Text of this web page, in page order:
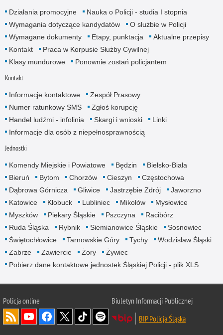
Działania promocyjne
Nauka o Policji - studia I stopnia
Wymagania dotyczące kandydatów
O służbie w Policji
Wymagane dokumenty
Etapy, punktacja
Aktualne przepisy
Kontakt
Praca w Korpusie Służby Cywilnej
Klasy mundurowe
Ponownie zostań policjantem
Kontakt
Informacje kontaktowe
Zespół Prasowy
Numer ratunkowy SMS
Zgłoś korupcję
Handel ludźmi - infolinia
Skargi i wnioski
Linki
Informacje dla osób z niepełnosprawnością
Jednostki
Komendy Miejskie i Powiatowe Będzin
Bielsko-Biała
Bieruń
Bytom Chorzów Cieszyn
Częstochowa
Dąbrowa Górnicza
Gliwice Jastrzębie Zdrój
Jaworzno
Katowice
Kłobuck Lubliniec Mikołów
Mysłowice
Myszków
Piekary Śląskie Pszczyna
Racibórz
Ruda Śląska
Rybnik Siemianowice Śląskie
Sosnowiec
Świętochłowice
Tarnowskie Góry Tychy
Wodzisław Śląski
Zabrze
Zawiercie Żory
Żywiec
Pobierz dane kontaktowe jednostek Śląskiej Policji - plik XLS
Policja online
Biuletyn Informacji Publicznej
BIP Policja Śląska